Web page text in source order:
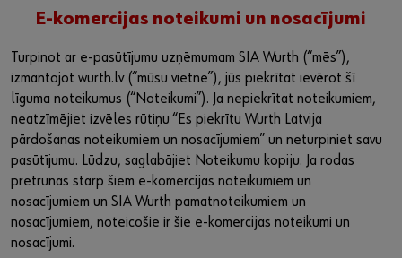
E-komercijas noteikumi un nosacījumi
Turpinot ar e-pasūtījumu uzņēmumam SIA Wurth (“mēs”),
izmantojot wurth.lv (“mūsu vietne”), jūs piekrītat ievērot šī
līguma noteikumus (“Noteikumi”). Ja nepiekrītat noteikumiem,
neatzīmējiet izvēles rūtiņu “Es piekrītu Wurth Latvija
pārdošanas noteikumiem un nosacījumiem” un neturpiniet savu
pasūtījumu. Lūdzu, saglabājiet Noteikumu kopiju. Ja rodas
pretrunas starp šiem e-komercijas noteikumiem un
nosacījumiem un SIA Wurth pamatnoteikumiem un
nosacījumiem, noteicošie ir šie e-komercijas noteikumi un
nosacījumi.